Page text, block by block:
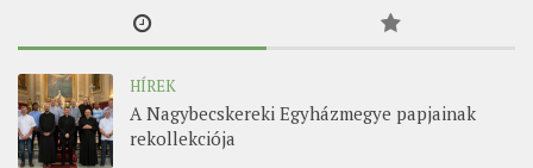
PASZTORÁLSZOCIOLÓGIAI FELMÉRÉS
KISKORÚAK VÉDELME
„GYERMEKVÉDELMI” KIHÍVÁSOK KÁNONJOGI
MEGKÖZELÍTÉSBEN
HÍREK
A Nagybecskereki Egyházmegye papjainak
rekollekciója